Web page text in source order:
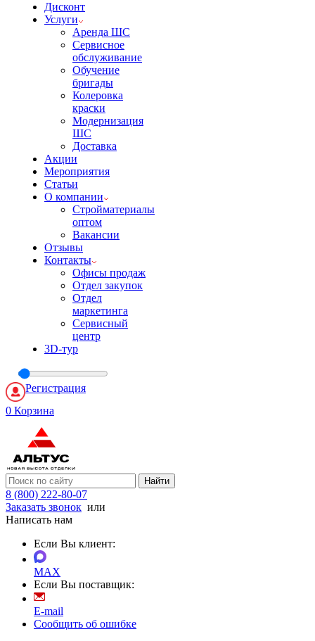
Дисконт
Услуги
Аренда ШС
Сервисное
обслуживание
Обучение
бригады
Колеровка
краски
Модернизация
ШС
Доставка
Акции
Мероприятия
Статьи
О компании
Стройматериалы
оптом
Вакансии
Отзывы
Контакты
Офисы продаж
Отдел закупок
Отдел
маркетинга
Сервисный
центр
3D-тур
Регистрация
0 Корзина
Найти
8 (800) 222-80-07
Заказать звонок или
Написать нам
Если Вы клиент:
MAX
Если Вы поставщик:
E-mail
Сообщить об ошибке